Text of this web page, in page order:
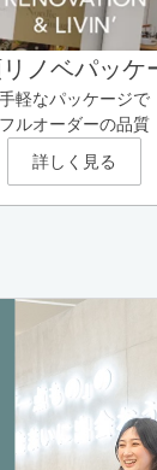
ノベパッケ
手軽なパッケージで
フルオーダーの品質
詳しく見る